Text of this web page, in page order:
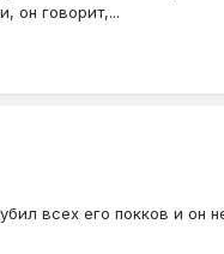
он говорит,...
всех его покков и он